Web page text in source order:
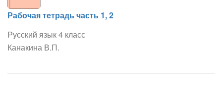
Рабочая тетрадь часть 1, 2
Русский язык 4 класс
Канакина В.П.